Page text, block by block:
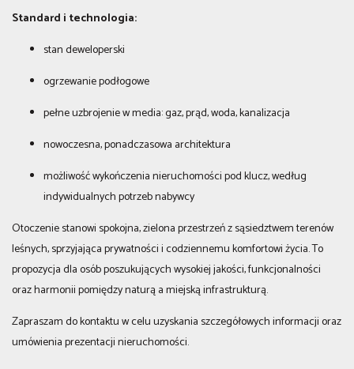
Standard i technologia:
stan deweloperski
ogrzewanie podłogowe
pełne uzbrojenie w media: gaz, prąd, woda, kanalizacja
nowoczesna, ponadczasowa architektura
możliwość wykończenia nieruchomości pod klucz, według
indywidualnych potrzeb nabywcy
Otoczenie stanowi spokojna, zielona przestrzeń z sąsiedztwem terenów
leśnych, sprzyjająca prywatności i codziennemu komfortowi życia. To
propozycja dla osób poszukujących wysokiej jakości, funkcjonalności
oraz harmonii pomiędzy naturą a miejską infrastrukturą.
Zapraszam do kontaktu w celu uzyskania szczegółowych informacji oraz
umówienia prezentacji nieruchomości.